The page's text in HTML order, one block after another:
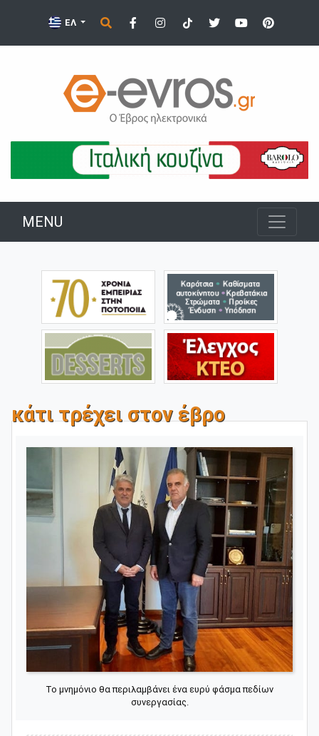
ΕΛ
MENU
κάτι τρέχει στον έβρο
Το μνημόνιο θα περιλαμβάνει ένα ευρύ φάσμα πεδίων
συνεργασίας.